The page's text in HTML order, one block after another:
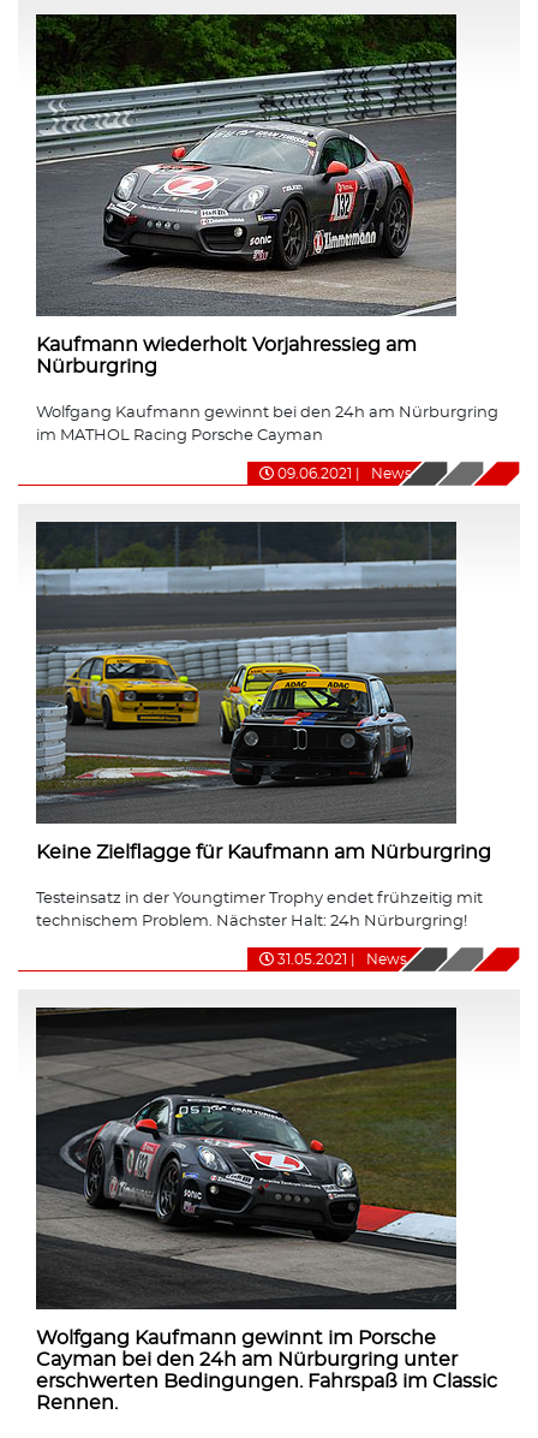
Kaufmann wiederholt Vorjahressieg am
Nürburgring
Wolfgang Kaufmann gewinnt bei den 24h am Nürburgring
im MATHOL Racing Porsche Cayman
09.06.2021 News
Keine Zielflagge für Kaufmann am Nürburgring
Testeinsatz in der Youngtimer Trophy endet frühzeitig mit
technischem Problem. Nächster Halt: 24h Nürburgring!
31.05.2021 News
Wolfgang Kaufmann gewinnt im Porsche
Cayman bei den 24h am Nürburgring unter
erschwerten Bedingungen. Fahrspaß im Classic
Rennen.